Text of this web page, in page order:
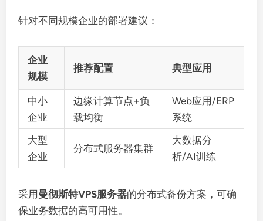
针对不同规模企业的部署建议：
企业
规模
推荐配置 典型应用
中小
企业
边缘计算节点+负
载均衡
Web应用/ERP
系统
大型
企业
分布式服务器集群
大数据分
析/AI训练
采用 曼彻斯特VPS服务器的分布式备份方案，可确
保业务数据的高可用性。